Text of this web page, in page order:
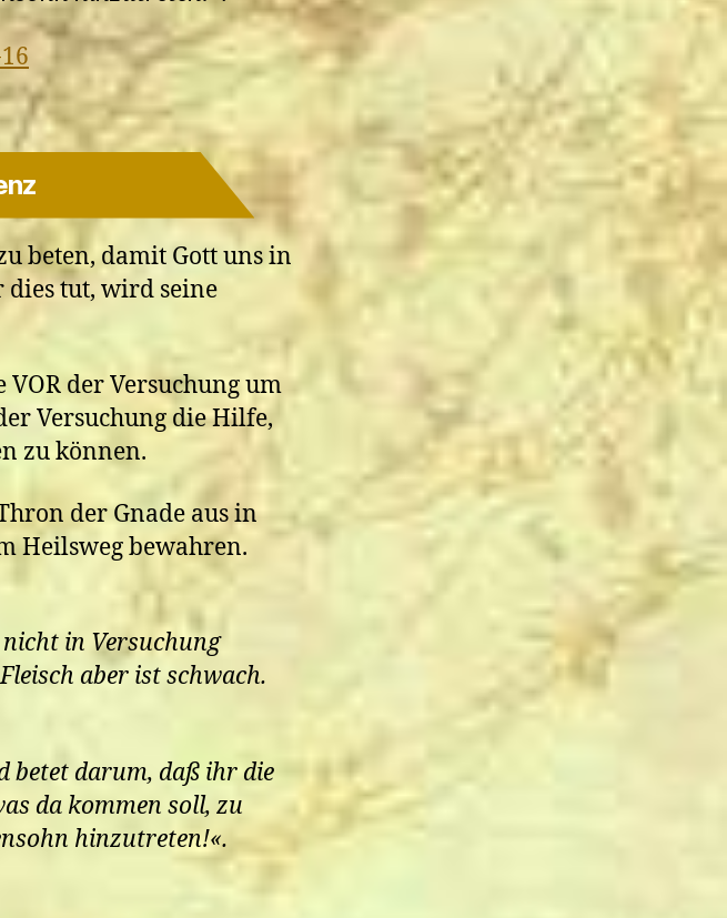
beten, damit Gott uns in
dies tut, wird seine
VOR der Versuchung um
Versuchung die Hilfe,
zu können.
der Gnade aus in
Heilsweg bewahren.
in Versuchung
aber ist schwach.
betet darum, daß ihr die
da kommen soll, zu
hinzutreten!«.